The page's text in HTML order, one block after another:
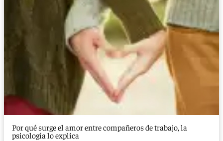
Por qué surge el amor entre compañeros de trabajo, la
psicología lo explica